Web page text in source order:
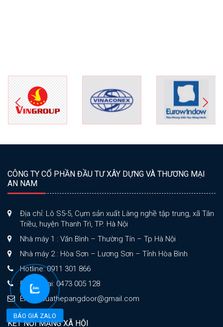
CÔNG TY CỔ PHẦN ĐẦU TƯ XÂY DỰNG VÀ THƯƠNG MẠI
AN NAM
Địa chỉ: Lô S5-5, Cụm sản xuất Làng nghề tập trung, xã Tân
Triều, huyện Thanh Trì, TP. Hà Nội
Nhà máy 1 : Văn Bình – Thường Tín – Tp Hà Nội
Nhà máy 2 : Hòa Sơn – Lương Sơn – Tỉnh Hòa Bình
Hotline: 0911 301 866
Điện thoại: 0473 005 128
Email: cuathepangdoor@gmail.com
KẾT NỐI MẠNG XÃ HỘI
BÁO GIÁ ZALO